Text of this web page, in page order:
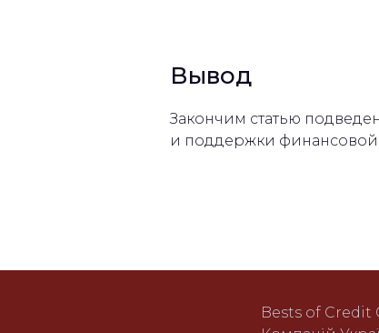
Вывод
Закончим статью
и поддержки финансовой
Bests of Credit